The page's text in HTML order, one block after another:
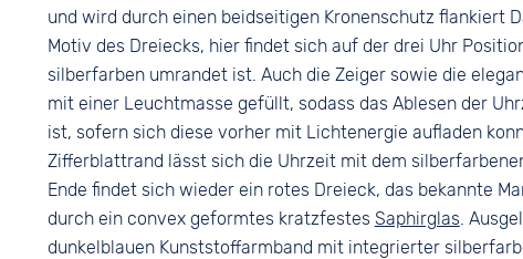
und wird durch einen beidseitigen Kronenschutz flankiert
Motiv des Dreiecks, hier findet sich auf der drei Uhr
silberfarben umrandet ist. Auch die Zeiger sowie die
mit einer Leuchtmasse gefüllt, sodass das Ablesen der
ist, sofern sich diese vorher mit Lichtenergie aufladen
Zifferblattrand lässt sich die Uhrzeit mit dem
Ende findet sich wieder ein rotes Dreieck, das bekannte
durch ein convex geformtes kratzfestes Saphirglas.
dunkelblauen Kunststoffarmband mit integrierter